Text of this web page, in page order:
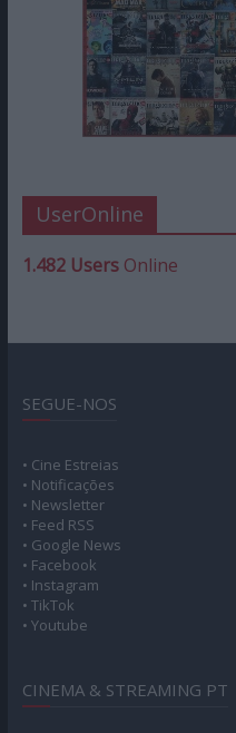
UserOnline
1.482 UsersOnline
SEGUE-NOS
• Cine Estreias
• Notificações
• Newsletter
• Feed RSS
• Google News
• Facebook
• Instagram
• TikTok
• Youtube
CINEMA & STREAMING PT